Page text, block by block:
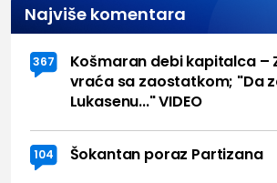
Najviše komentara
367
Košmaran debi kapitalca –
vraća sa zaostatkom; "Da
Lukasenu..." VIDEO
104 Šokantan poraz Partizana